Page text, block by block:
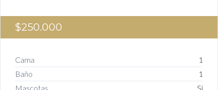
$250.000
Cama
1
Baño
1
Mascotas
Sí